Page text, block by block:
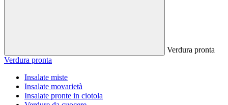
Verdura pronta
Verdura pronta
Insalate miste
Insalate movarietà
Insalate pronte in ciotola